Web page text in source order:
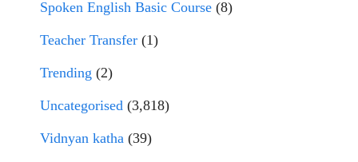
Spoken English Basic Course (8)
Teacher Transfer (1)
Trending (2)
Uncategorised (3,818)
Vidnyan katha (39)